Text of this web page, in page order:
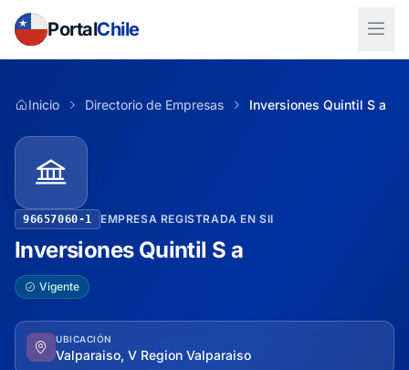
PortalChile
Inicio Directorio de Empresas Inversiones Quintil S a
96657060-1 EMPRESA REGISTRADA EN SII
Inversiones Quintil S a
Vigente
UBICACIÓN
Valparaiso, V Region Valparaiso